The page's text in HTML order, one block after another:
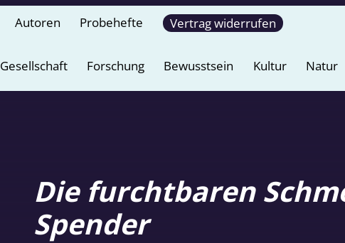
Autoren Probehefte Vertrag widerrufen
Gesellschaft Forschung Bewusstsein Kultur Natur
Die furchtbaren
Spender